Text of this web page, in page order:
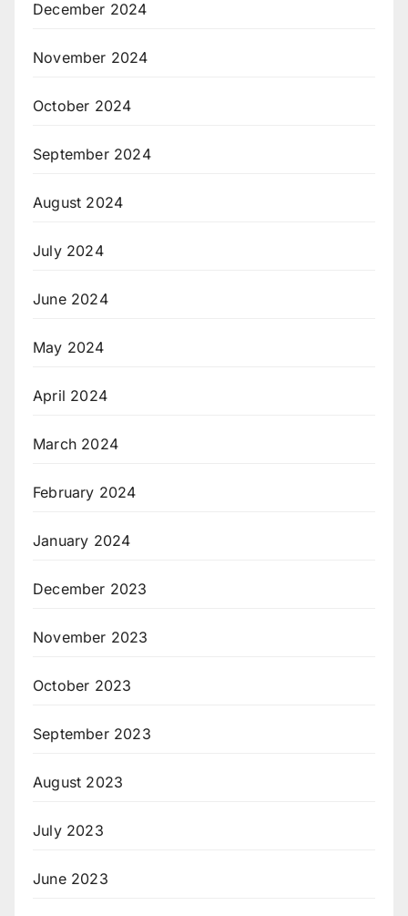
December 2024
November 2024
October 2024
September 2024
August 2024
July 2024
June 2024
May 2024
April 2024
March 2024
February 2024
January 2024
December 2023
November 2023
October 2023
September 2023
August 2023
July 2023
June 2023